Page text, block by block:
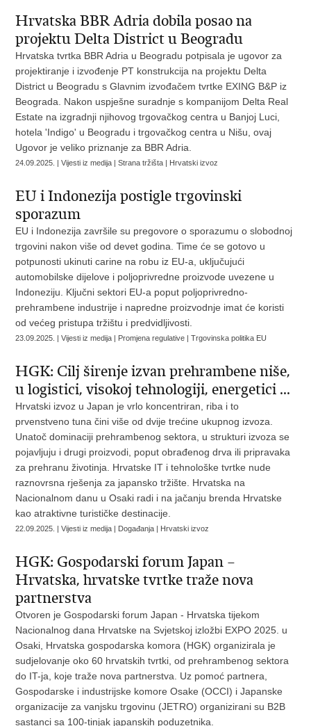
Hrvatska BBR Adria dobila posao na
projektu Delta District u Beogradu
Hrvatska tvrtka BBR Adria u Beogradu potpisala je ugovor za
projektiranje i izvođenje PT konstrukcija na projektu Delta
District u Beogradu s Glavnim izvođačem tvrtke EXING B&P iz
Beograda. Nakon uspješne suradnje s kompanijom Delta Real
Estate na izgradnji njihovog trgovačkog centra u Banjoj Luci,
hotela 'Indigo' u Beogradu i trgovačkog centra u Nišu, ovaj
Ugovor je veliko priznanje za BBR Adria.
24.09.2025. | Vijesti iz medija | Strana tržišta | Hrvatski izvoz
EU i Indonezija postigle trgovinski
sporazum
EU i Indonezija završile su pregovore o sporazumu o slobodnoj
trgovini nakon više od devet godina. Time će se gotovo u
potpunosti ukinuti carine na robu iz EU-a, uključujući
automobilske dijelove i poljoprivredne proizvode uvezene u
Indoneziju. Ključni sektori EU-a poput poljoprivredno-
prehrambene industrije i napredne proizvodnje imat će koristi
od većeg pristupa tržištu i predvidljivosti.
23.09.2025. | Vijesti iz medija | Promjena regulative | Trgovinska politika EU
HGK: Cilj širenje izvan prehrambene niše,
u logistici, visokoj tehnologiji, energetici ...
Hrvatski izvoz u Japan je vrlo koncentriran, riba i to
prvenstveno tuna čini više od dvije trećine ukupnog izvoza.
Unatoč dominaciji prehrambenog sektora, u strukturi izvoza se
pojavljuju i drugi proizvodi, poput obrađenog drva ili pripravaka
za prehranu životinja. Hrvatske IT i tehnološke tvrtke nude
raznovrsna rješenja za japansko tržište. Hrvatska na
Nacionalnom danu u Osaki radi i na jačanju brenda Hrvatske
kao atraktivne turističke destinacije.
22.09.2025. | Vijesti iz medija | Događanja | Hrvatski izvoz
HGK: Gospodarski forum Japan –
Hrvatska, hrvatske tvrtke traže nova
partnerstva
Otvoren je Gospodarski forum Japan - Hrvatska tijekom
Nacionalnog dana Hrvatske na Svjetskoj izložbi EXPO 2025. u
Osaki, Hrvatska gospodarska komora (HGK) organizirala je
sudjelovanje oko 60 hrvatskih tvrtki, od prehrambenog sektora
do IT-ja, koje traže nova partnerstva. Uz pomoć partnera,
Gospodarske i industrijske komore Osake (OCCI) i Japanske
organizacije za vanjsku trgovinu (JETRO) organizirani su B2B
sastanci sa 100-tinjak japanskih poduzetnika.